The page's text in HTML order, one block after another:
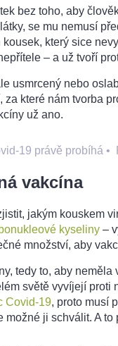
bez toho, aby
se mu nemusí
který sice
– a už tvoří
usmrcený nebo
které nám tvorba
už ano.
19 právě probíhá •
vakcína
jakým kouskem
kyseliny –
množství, aby
tedy to, aby neměla
světě vyvíjejí proti
Covid-19, proto musí
ji schválit. A to